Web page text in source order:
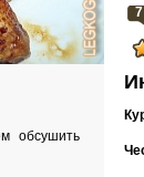
обсушить
7